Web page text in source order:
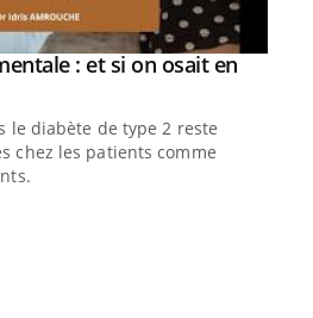
: et si on osait en
le diabète de type 2 reste
chez les patients comme